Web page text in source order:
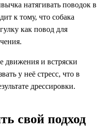
натягивать поводок в
к тому, что собака
как повод для
движения и встряски
у неё стресс, что в
дрессировки.
свой подход